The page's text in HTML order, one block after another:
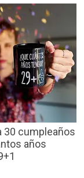
30 cumpleaños
años